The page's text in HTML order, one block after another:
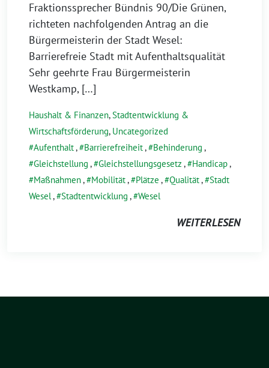
Fraktionssprecher Bündnis 90/Die Grünen,
richteten nachfolgenden Antrag an die
Bürgermeisterin der Stadt Wesel:
Barrierefreie Stadt mit Aufenthaltsqualität
Sehr geehrte Frau Bürgermeisterin
Westkamp, […]
Haushalt & Finanzen,Stadtentwicklung &
Wirtschaftsförderung, Uncategorized
Aufenthalt, Barrierefreiheit, Behinderung ,
Gleichstellung , Gleichstellungsgesetz , Handicap,
Maßnahmen, Mobilität, Plätze , Qualität, Stadt
Wesel, Stadtentwicklung , Wesel
WEITERLESEN